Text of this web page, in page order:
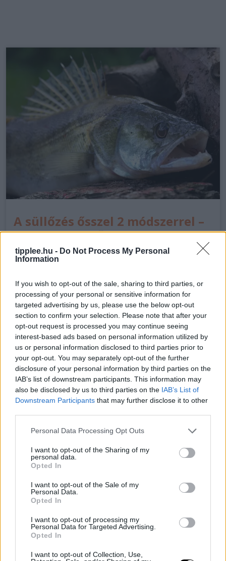
tipplee.hu - Do Not Process My Personal
Information
If you wish to opt-out of the sale, sharing to third parties, or
processing of your personal or sensitive information for
targeted advertising by us, please use the below opt-out
section to confirm your selection. Please note that after your
opt-out request is processed you may continue seeing
interest-based ads based on personal information utilized by
us or personal information disclosed to third parties prior to
your opt-out. You may separately opt-out of the further
disclosure of your personal information by third parties on the
IAB’s list of downstream participants. This information may
also be disclosed by us to third parties on the IAB’s List of
Downstream Participants that may further disclose it to other
Personal Data Processing Opt Outs
I want to opt-out of the Sharing of my
personal data.
Opted In
I want to opt-out of the Sale of my
Personal Data.
Opted In
I want to opt-out of processing my
Personal Data for Targeted Advertising.
Opted In
I want to opt-out of Collection, Use,
A süllőzés ősszel 2 módszerrel –
közeleg a süllőzés ideje
Miért ideális a süllőzés ősszel? Az őszi hónapok,
Ahogy a víz hőmérséklete csökken, a halak
anyagcseréje lelassul, és igyekeznek…
7 szept, 2024 Bytipplee
horgász / vadász